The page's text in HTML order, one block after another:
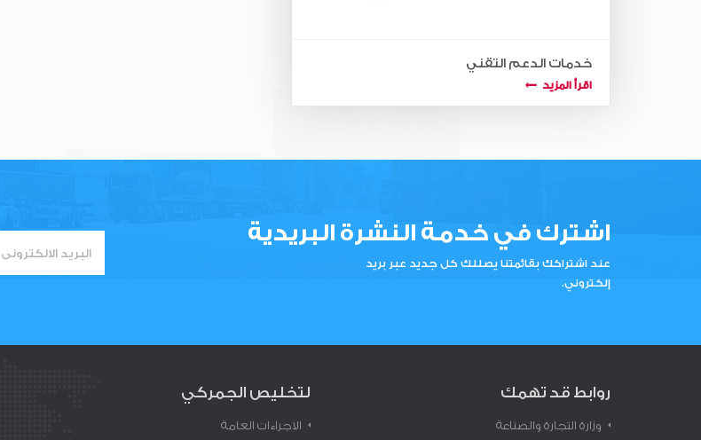
خدمات الدعم التقني
اقرأ المزيد
اشترك في خدمة النشرة البريدية
عند اشتراكك بقائمتنا يصللك كل جديد عبر بريد
إلكتروني.
روابط قد تهمك
وزارة التجارة والصناعة
لتخليص الجمركي
الاجراءات العامة